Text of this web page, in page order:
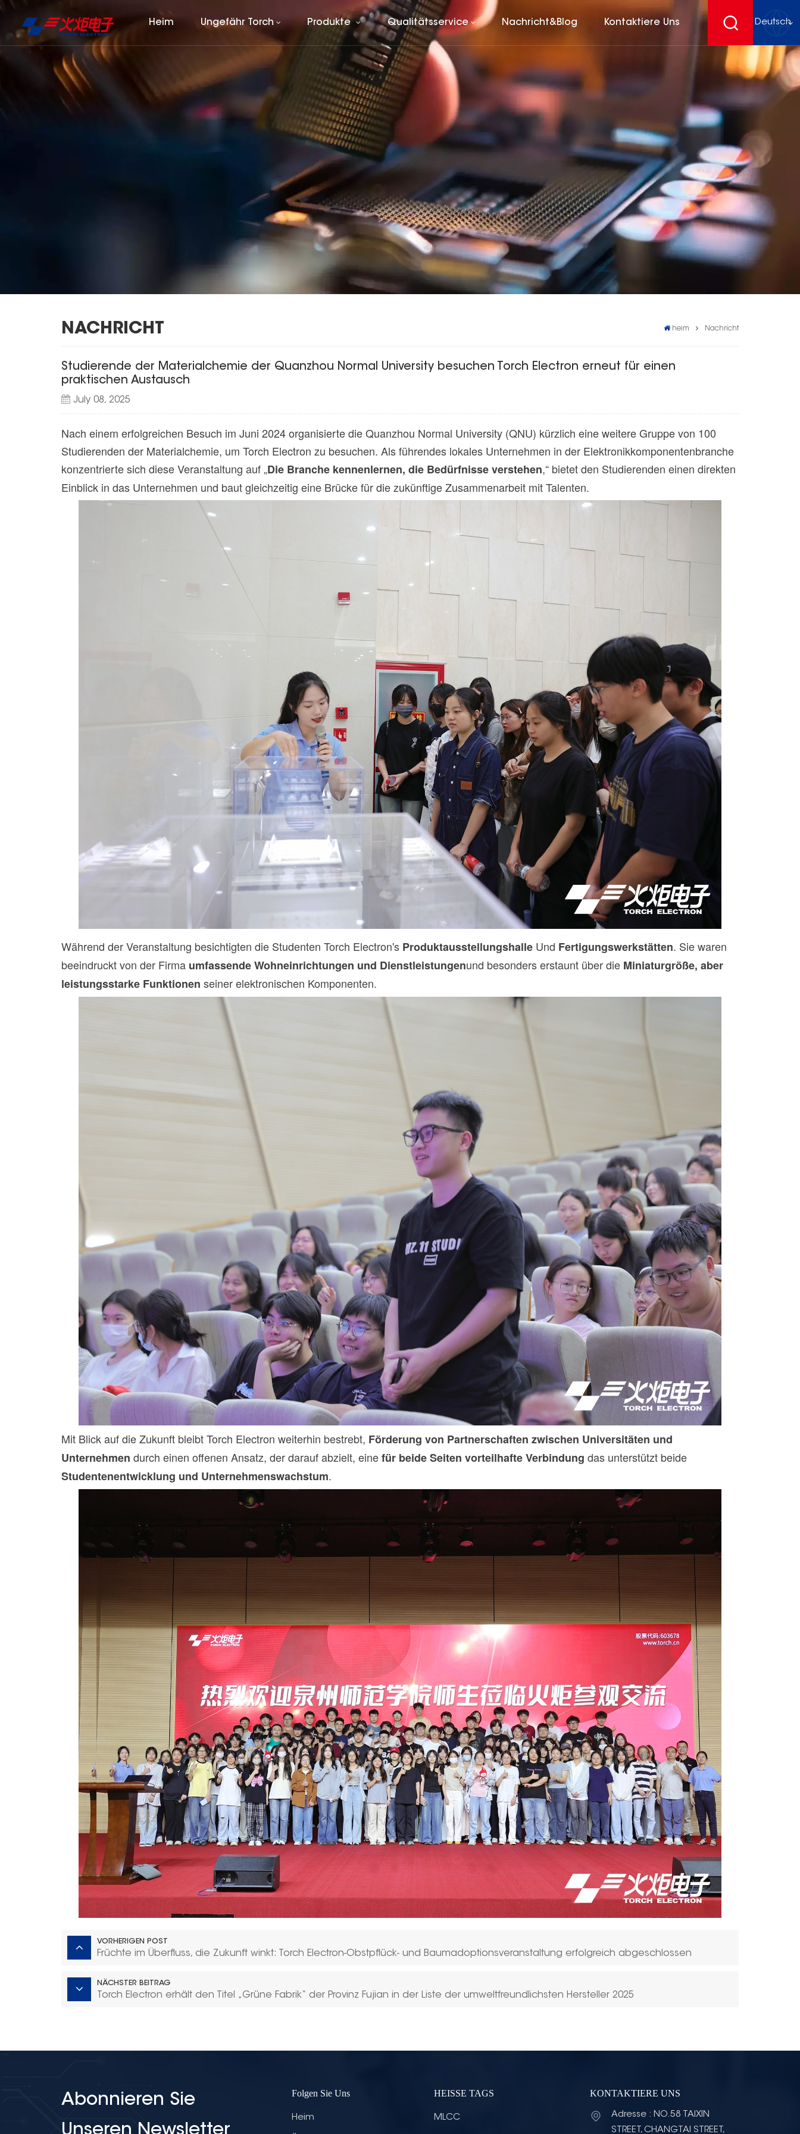
Heim Ungefähr Torch Produkte Qualitätsservice Nachricht&Blog Kontaktiere Uns Deutsch
English
Deutsch
español
русский
NACHRICHT heim Nachricht
Studierende der Materialchemie der Quanzhou Normal University besuchen Torch Electron erneut für einen
praktischen Austausch
July 08, 2025
Nach einem erfolgreichen Besuch im Juni 2024 organisierte die Quanzhou Normal University (QNU) kürzlich eine weitere Gruppe von 100
Studierenden der Materialchemie, um Torch Electron zu besuchen. Als führendes lokales Unternehmen in der Elektronikkomponentenbranche
konzentrierte sich diese Veranstaltung auf „Die Branche kennenlernen, die Bedürfnisse verstehen,“ bietet den Studierenden einen direkten
Einblick in das Unternehmen und baut gleichzeitig eine Brücke für die zukünftige Zusammenarbeit mit Talenten.
Während der Veranstaltung besichtigten die Studenten Torch Electron's Produktausstellungshalle Und Fertigungswerkstätten. Sie waren
beeindruckt von der Firma umfassende Wohneinrichtungen und Dienstleistungenund besonders erstaunt über die Miniaturgröße, aber
leistungsstarke Funktionen seiner elektronischen Komponenten.
Mit Blick auf die Zukunft bleibt Torch Electron weiterhin bestrebt, Förderung von Partnerschaften zwischen Universitäten und
Unternehmen durch einen offenen Ansatz, der darauf abzielt, einefür beide Seiten vorteilhafte Verbindung das unterstützt beide
Studentenentwicklung und Unternehmenswachstum.
VORHERIGEN POST
Früchte im Überfluss, die Zukunft winkt: Torch Electron-Obstpflück- und Baumadoptionsveranstaltung erfolgreich abgeschlossen
NÄCHSTER BEITRAG
Torch Electron erhält den Titel „Grüne Fabrik“ der Provinz Fujian in der Liste der umweltfreundlichsten Hersteller 2025
Abonnieren Sie
Folgen Sie Uns
Heim
HEISSE TAGS
MLCC
KONTAKTIERE UNS
Adresse : NO.58 TAIXIN
STREET, CHANGTAI STREET,